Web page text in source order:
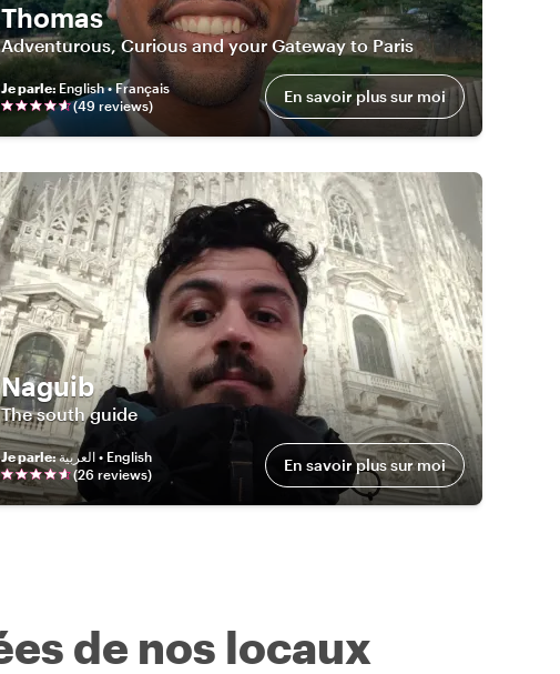
Thomas
Adventurous, Curious and your Gateway to Paris
Je parle: English • Français
(49 reviews) En savoir plus sur moi
Naguib
The south guide
Je parle:
العربية • English
(26 reviews) En savoir plus sur moi
de nos locaux